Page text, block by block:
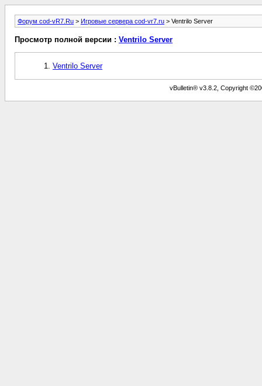
Форум cod-vR7.Ru > Игровые сервера cod-vr7.ru > Ventrilo Server
Просмотр полной версии : Ventrilo Server
Ventrilo Server
vBulletin® v3.8.2, Copyright